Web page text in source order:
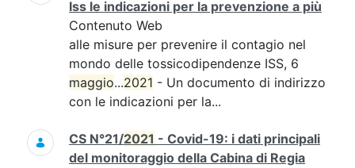
Iss le indicazioni per la prevenzione a più
Contenuto Web
alle misure per prevenire il contagio nel
mondo delle tossicodipendenze ISS, 6
maggio...2021 - Un documento di indirizzo
con le indicazioni per la...
CS N°21/2021 - Covid-19: i dati principali
del monitoraggio della Cabina di Regia